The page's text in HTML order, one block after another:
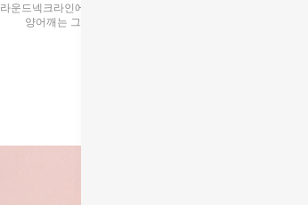
라운드넥크라인에 쉬폰으로 V라인은 감싸 부드럽고
양어깨는 그리스 여신처럼 연출했습니다.